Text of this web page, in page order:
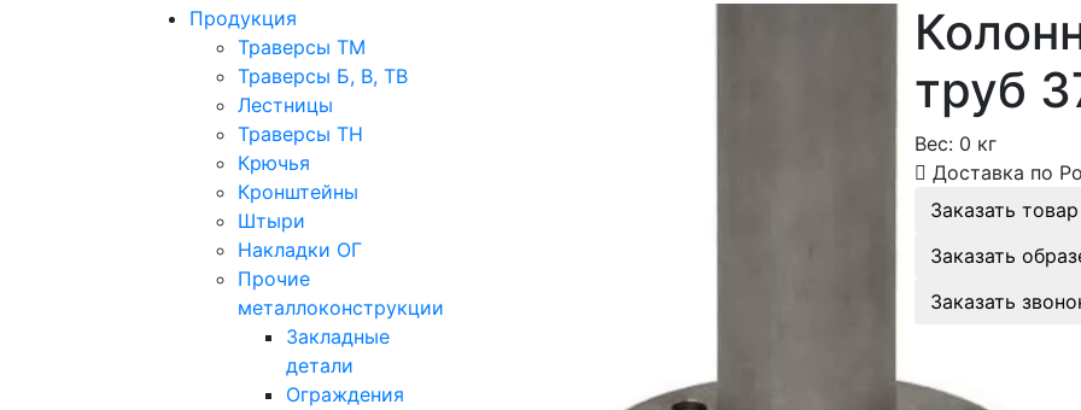
Продукция
Траверсы ТМ
Траверсы Б, В, ТВ
Лестницы
Траверсы ТН
Крючья
Кронштейны
Штыри
Накладки ОГ
Прочие
металлоконструкции
Закладные
детали
Ограждения
труб
Вес: 0 кг
Доставка по
Заказать товар
Заказать
Заказать